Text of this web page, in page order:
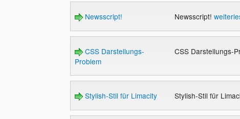
Newsscript! Newsscript!
CSS Darstellungs-
Problem
CSS Darstellungs-
Stylish-Stil für Limacity Stylish-Stil für